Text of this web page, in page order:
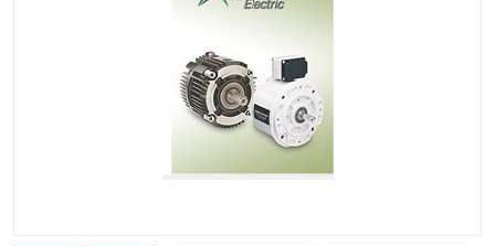
DAYTON
LEESON ELECTRIC carlson制动器
CLEVELAND
STEARNS制动器